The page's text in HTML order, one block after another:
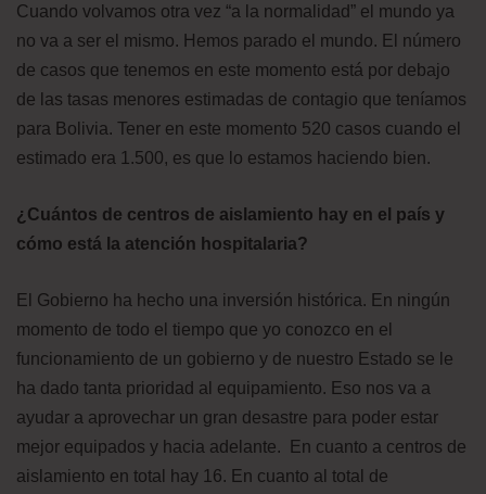
Cuando volvamos otra vez “a la normalidad” el mundo ya
no va a ser el mismo. Hemos parado el mundo. El número
de casos que tenemos en este momento está por debajo
de las tasas menores estimadas de contagio que teníamos
para Bolivia. Tener en este momento 520 casos cuando el
estimado era 1.500, es que lo estamos haciendo bien.
¿Cuántos de centros de aislamiento hay en el país y
cómo está la atención hospitalaria?
El Gobierno ha hecho una inversión histórica. En ningún
momento de todo el tiempo que yo conozco en el
funcionamiento de un gobierno y de nuestro Estado se le
ha dado tanta prioridad al equipamiento. Eso nos va a
ayudar a aprovechar un gran desastre para poder estar
mejor equipados y hacia adelante. En cuanto a centros de
aislamiento en total hay 16. En cuanto al total de